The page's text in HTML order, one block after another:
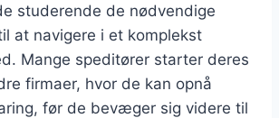
studerende de nødvendige
at navigere i et komplekst
Mange speditører starter deres
firmaer, hvor de kan opnå
før de bevæger sig videre til